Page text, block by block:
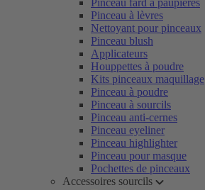
Pinceau fard à paupières
Pinceau à lèvres
Nettoyant pour pinceaux
Pinceau blush
Applicateurs
Houppettes à poudre
Kits pinceaux maquillage
Pinceau à poudre
Pinceau à sourcils
Pinceau anti-cernes
Pinceau eyeliner
Pinceau highlighter
Pinceau pour masque
Pochettes de pinceaux
Accessoires sourcils